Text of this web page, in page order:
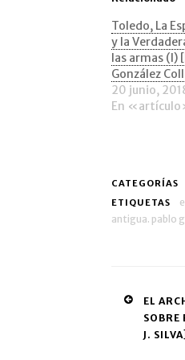
una
ventana
nueva)
una
Toledo, La
y la
las armas (I)
González
20 junio,
En
CATEGORÍAS
ETIQUETAS
antigua. pablo
Post
EL
SOBRE
J. SILVA]